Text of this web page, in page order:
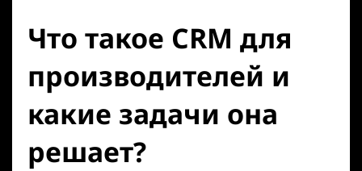
Что такое CRM для
производителей и
какие задачи она
решает?